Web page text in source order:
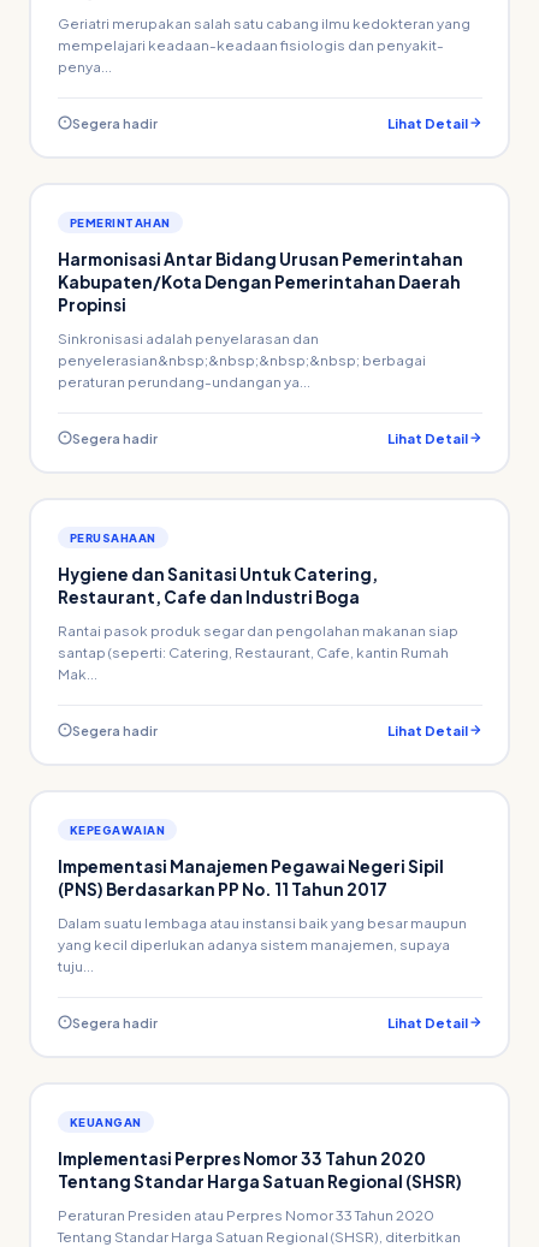
Geriatri merupakan salah satu cabang ilmu kedokteran yang
mempelajari keadaan-keadaan fisiologis dan penyakit-
penya...
Segera hadir Lihat Detail
PEMERINTAHAN
Harmonisasi Antar Bidang Urusan Pemerintahan
Kabupaten/Kota Dengan Pemerintahan Daerah
Propinsi
Sinkronisasi adalah penyelarasan dan
penyelerasian&nbsp;&nbsp;&nbsp;&nbsp; berbagai
peraturan perundang-undangan ya...
Segera hadir Lihat Detail
PERUSAHAAN
Hygiene dan Sanitasi Untuk Catering,
Restaurant, Cafe dan Industri Boga
Rantai pasok produk segar dan pengolahan makanan siap
santap (seperti: Catering, Restaurant, Cafe, kantin Rumah
Mak...
Segera hadir Lihat Detail
KEPEGAWAIAN
Impementasi Manajemen Pegawai Negeri Sipil
(PNS) Berdasarkan PP No. 11 Tahun 2017
Dalam suatu lembaga atau instansi baik yang besar maupun
yang kecil diperlukan adanya sistem manajemen, supaya
tuju...
Segera hadir Lihat Detail
KEUANGAN
Implementasi Perpres Nomor 33 Tahun 2020
Tentang Standar Harga Satuan Regional (SHSR)
Peraturan Presiden atau Perpres Nomor 33 Tahun 2020
Tentang Standar Harga Satuan Regional (SHSR), diterbitkan